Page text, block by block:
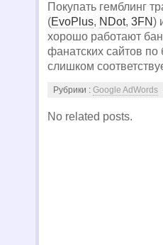
Покупать гемблинг
(EvoPlus, NDot, 3FN)
хорошо работают
фанатских сайтов
слишком
Рубрики : Google AdWords
No related posts.